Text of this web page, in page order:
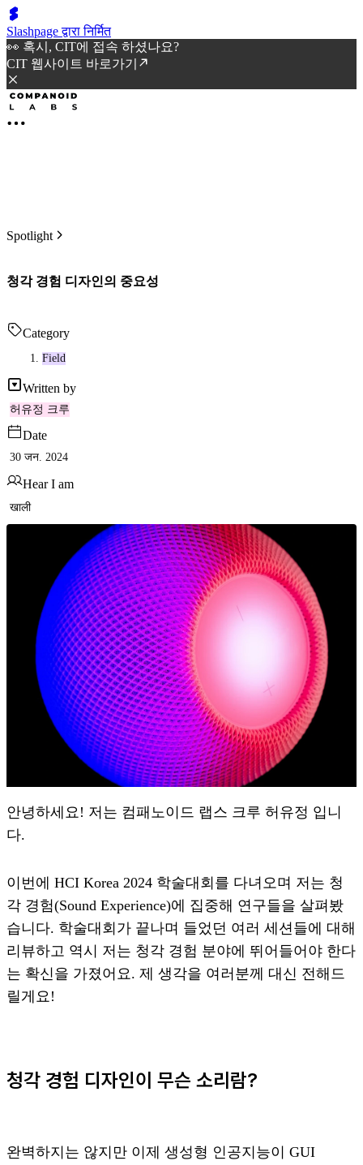
Slashpage द्वारा निर्मित
👀 혹시, CIT에 접속 하셨나요?
CIT 웹사이트 바로가기
Spotlight
청각 경험 디자인의 중요성
Category
Field
Written by
허유정 크루
Date
30 जन. 2024
Hear I am
खाली
안녕하세요! 저는 컴패노이드 랩스 크루 허유정 입니
다.
이번에 HCI Korea 2024 학술대회를 다녀오며 저는 청
각 경험(Sound Experience)에 집중해 연구들을 살펴봤
습니다. 학술대회가 끝나며 들었던 여러 세션들에 대해
리뷰하고 역시 저는 청각 경험 분야에 뛰어들어야 한다
는 확신을 가졌어요. 제 생각을 여러분께 대신 전해드
릴게요!
청각 경험 디자인이 무슨 소리람?
완벽하지는 않지만 이제 생성형 인공지능이 GUI